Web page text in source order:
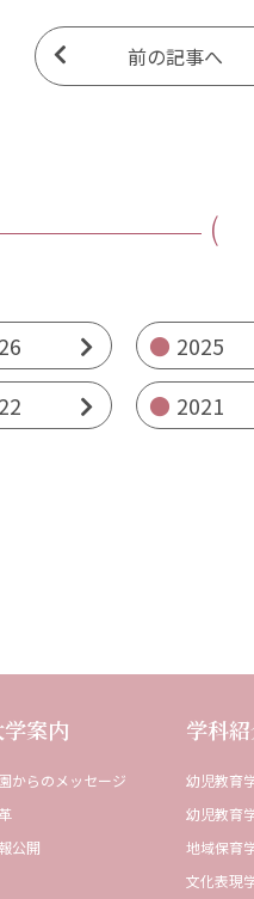
前の記事へ
2025
2021
案内
からのメッセージ
公開
学科
幼児教育
幼児教育
地域保育
⽂化表現